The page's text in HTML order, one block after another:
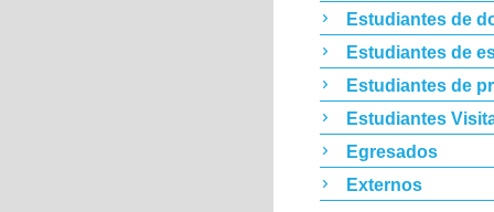
Estudiantes de
Estudiantes de
Estudiantes de
Estudiantes
Egresados
Externos